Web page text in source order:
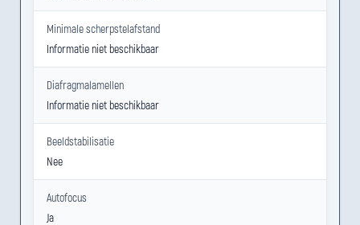
Minimale scherpstelafstand
Informatie niet beschikbaar
Diafragmalamellen
Informatie niet beschikbaar
Beeldstabilisatie
Nee
Autofocus
Ja